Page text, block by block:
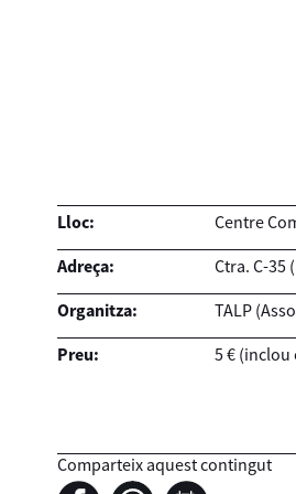
Lloc:
Centre
Adreça:
Ctra. C-35
Organitza:
TALP
Preu:
5 € (inclou
Comparteix aquest contingut